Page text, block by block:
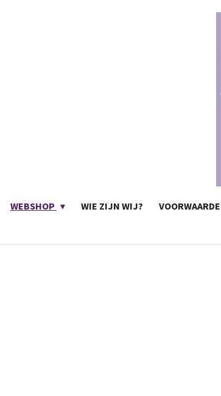
WEBSHOP WIE ZIJN WIJ?